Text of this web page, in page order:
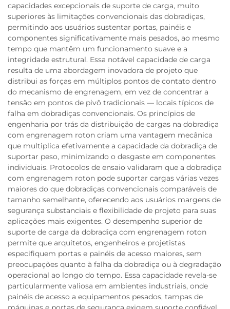
capacidades excepcionais de suporte de carga, muito
superiores às limitações convencionais das dobradiças,
permitindo aos usuários sustentar portas, painéis e
componentes significativamente mais pesados, ao mesmo
tempo que mantêm um funcionamento suave e a
integridade estrutural. Essa notável capacidade de carga
resulta de uma abordagem inovadora de projeto que
distribui as forças em múltiplos pontos de contato dentro
do mecanismo de engrenagem, em vez de concentrar a
tensão em pontos de pivô tradicionais — locais típicos de
falha em dobradiças convencionais. Os princípios de
engenharia por trás da distribuição de cargas na dobradiça
com engrenagem roton criam uma vantagem mecânica
que multiplica efetivamente a capacidade da dobradiça de
suportar peso, minimizando o desgaste em componentes
individuais. Protocolos de ensaio validaram que a dobradiça
com engrenagem roton pode suportar cargas várias vezes
maiores do que dobradiças convencionais comparáveis de
tamanho semelhante, oferecendo aos usuários margens de
segurança substanciais e flexibilidade de projeto para suas
aplicações mais exigentes. O desempenho superior de
suporte de carga da dobradiça com engrenagem roton
permite que arquitetos, engenheiros e projetistas
especifiquem portas e painéis de acesso maiores, sem
preocupações quanto à falha da dobradiça ou à degradação
operacional ao longo do tempo. Essa capacidade revela-se
particularmente valiosa em ambientes industriais, onde
painéis de acesso a equipamentos pesados, tampas de